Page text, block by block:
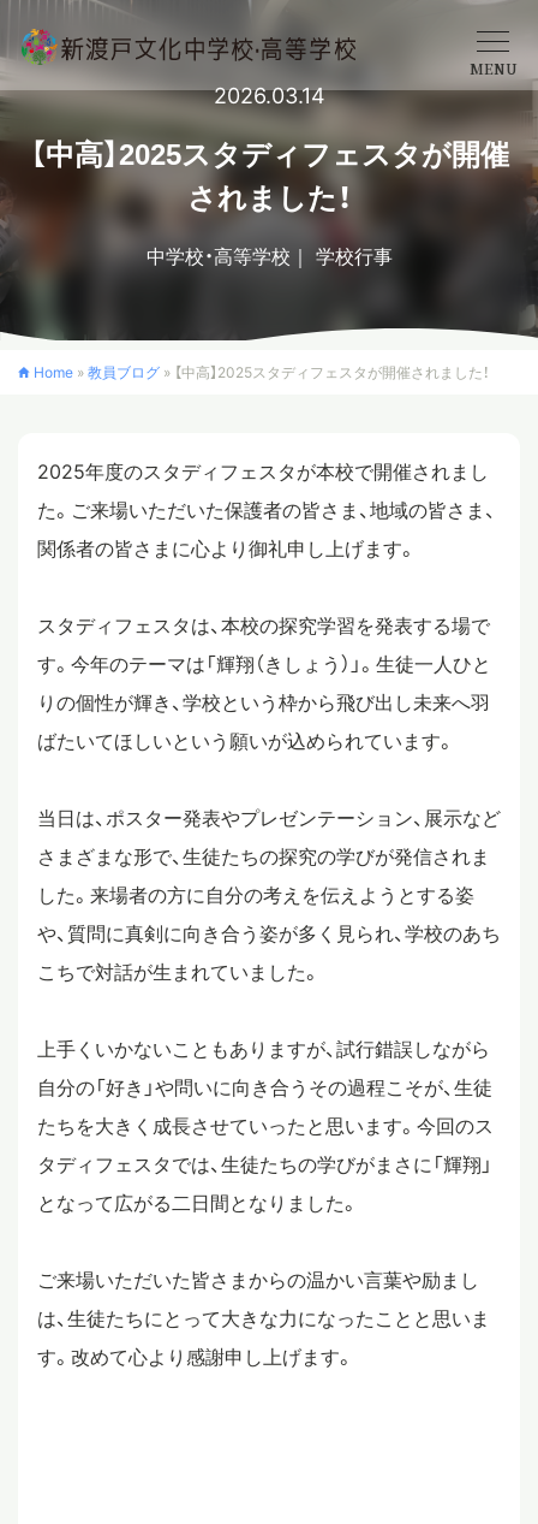
学校概要
クロスカリキュラム
ニュース
在校生・保護者・卒業生の方へ
MENU
2026.03.14
【中高】2025スタディフェスタが開催
されました！
中学校・高等学校 学校行事
Home » 教員ブログ » 【中高】2025スタディフェスタが開催されました！
2025年度のスタディフェスタが本校で開催されまし
た。ご来場いただいた保護者の皆さま、地域の皆さま、
関係者の皆さまに心より御礼申し上げます。
スタディフェスタは、本校の探究学習を発表する場で
す。今年のテーマは「輝翔（きしょう）」。生徒一人ひと
りの個性が輝き、学校という枠から飛び出し未来へ羽
ばたいてほしいという願いが込められています。
当日は、ポスター発表やプレゼンテーション、展示など
さまざまな形で、生徒たちの探究の学びが発信されま
した。来場者の方に自分の考えを伝えようとする姿
や、質問に真剣に向き合う姿が多く見られ、学校のあち
こちで対話が生まれていました。
上手くいかないこともありますが、試行錯誤しながら
自分の「好き」や問いに向き合うその過程こそが、生徒
たちを大きく成長させていったと思います。今回のス
タディフェスタでは、生徒たちの学びがまさに「輝翔」
となって広がる二日間となりました。
ご来場いただいた皆さまからの温かい言葉や励まし
は、生徒たちにとって大きな力になったことと思いま
す。改めて心より感謝申し上げます。